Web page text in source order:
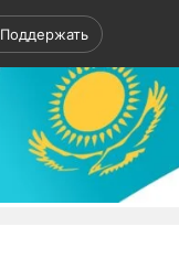
Поддержать